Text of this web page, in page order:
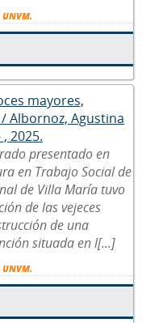
mayores,
Albornoz, Agustina
2025.
presentado en
en Trabajo Social de
de Villa María tuvo
de las vejeces
de una
situada en l[...]